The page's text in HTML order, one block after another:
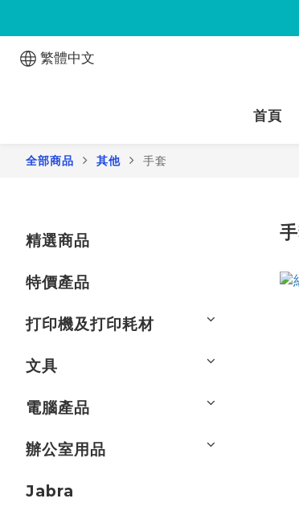
繁體中文
首頁
全部商品 其他 手套
精選商品
特價產品
打印機及打印耗材
文具
電腦產品
辦公室用品
Jabra